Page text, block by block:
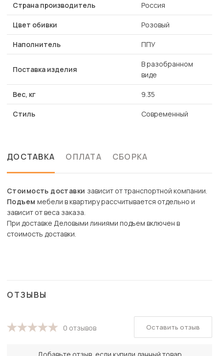
Страна производитель Россия
Цвет обивки Розовый
Наполнитель ППУ
Поставка изделия
В разобранном
виде
Вес, кг 9.35
Стиль Современный
ДОСТАВКА ОПЛАТА СБОРКА
Стоимость доставки зависит от транспортной компании.
Подъем мебели в квартиру рассчитывается отдельно и
зависит от веса заказа.
При доставке Деловыми линиями подъем включен в
стоимость доставки.
ОТЗЫВЫ
0 отзывов Оставить отзыв